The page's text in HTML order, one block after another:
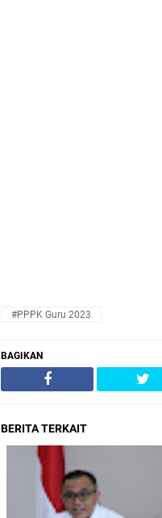
#PPPK Guru 2023
BAGIKAN
BERITA TERKAIT